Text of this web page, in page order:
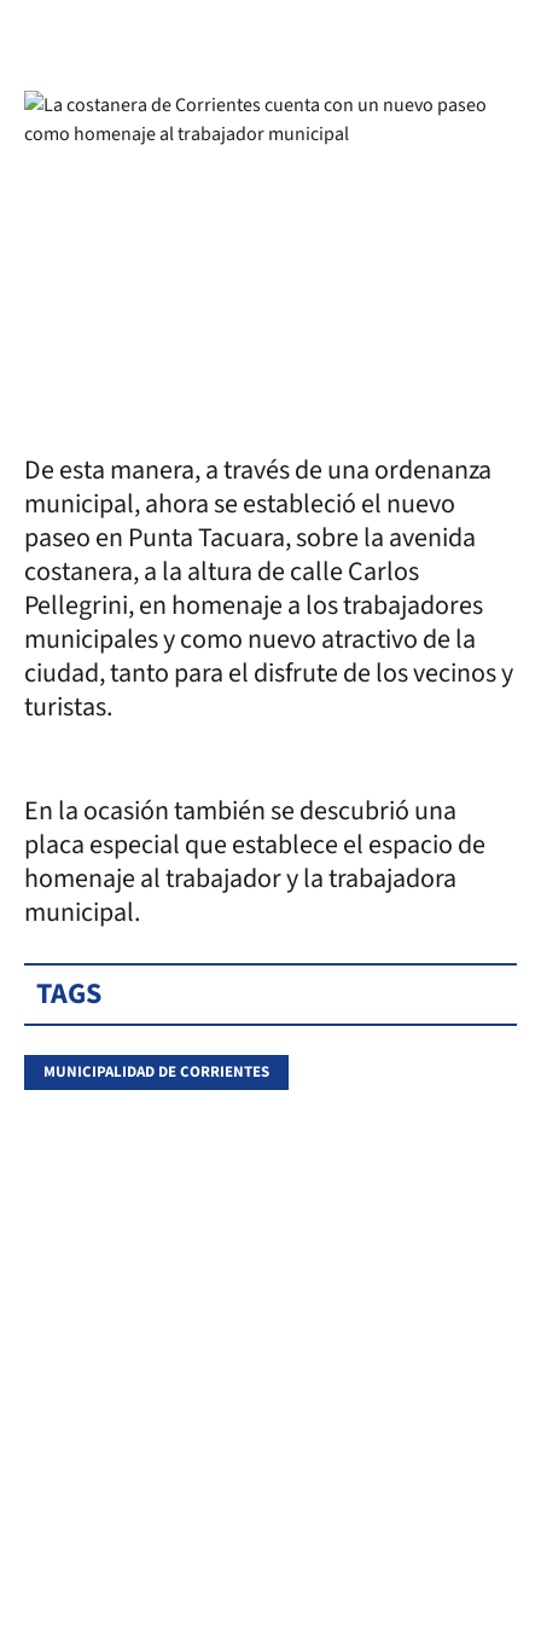
De esta manera, a través de una ordenanza
municipal, ahora se estableció el nuevo
paseo en Punta Tacuara, sobre la avenida
costanera, a la altura de calle Carlos
Pellegrini, en homenaje a los trabajadores
municipales y como nuevo atractivo de la
ciudad, tanto para el disfrute de los vecinos y
turistas.
En la ocasión también se descubrió una
placa especial que establece el espacio de
homenaje al trabajador y la trabajadora
municipal.
TAGS
MUNICIPALIDAD DE CORRIENTES